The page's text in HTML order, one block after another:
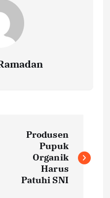
Produsen
Pupuk
Organik
Harus
Patuhi SNI